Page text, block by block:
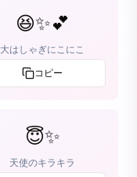
😆✨💕
大はしゃぎにこにこ
コピー
😇✨
天使のキラキラ